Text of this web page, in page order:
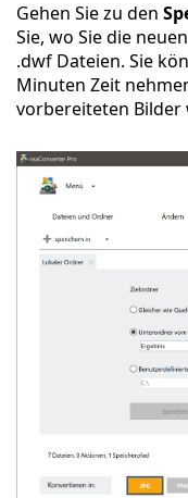
Gehen Sie zu den
Sie, wo Sie die
.dwf Dateien. Sie
Minuten Zeit
vorbereiteten Bilder